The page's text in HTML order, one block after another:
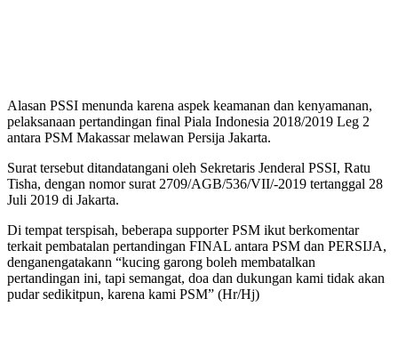
Alasan PSSI menunda karena aspek keamanan dan kenyamanan,
pelaksanaan pertandingan final Piala Indonesia 2018/2019 Leg 2
antara PSM Makassar melawan Persija Jakarta.
Surat tersebut ditandatangani oleh Sekretaris Jenderal PSSI, Ratu
Tisha, dengan nomor surat 2709/AGB/536/VII/-2019 tertanggal 28
Juli 2019 di Jakarta.
Di tempat terspisah, beberapa supporter PSM ikut berkomentar
terkait pembatalan pertandingan FINAL antara PSM dan PERSIJA,
denganengatakann “kucing garong boleh membatalkan
pertandingan ini, tapi semangat, doa dan dukungan kami tidak akan
pudar sedikitpun, karena kami PSM” (Hr/Hj)